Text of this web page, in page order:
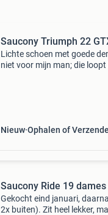
Saucony Triumph 22
Lichte schoen met goede
niet voor mijn man; die
Nieuw Ophalen of
Saucony Ride 19
Gekocht eind januari,
2x buiten). Zit heel lekker,